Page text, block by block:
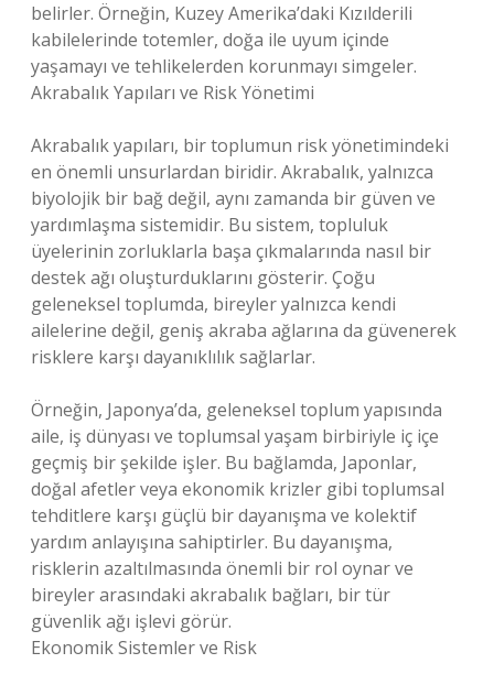
belirler. Örneğin, Kuzey Amerika’daki Kızılderili
kabilelerinde totemler, doğa ile uyum içinde
yaşamayı ve tehlikelerden korunmayı simgeler.
Akrabalık Yapıları ve Risk Yönetimi
Akrabalık yapıları, bir toplumun risk yönetimindeki
en önemli unsurlardan biridir. Akrabalık, yalnızca
biyolojik bir bağ değil, aynı zamanda bir güven ve
yardımlaşma sistemidir. Bu sistem, topluluk
üyelerinin zorluklarla başa çıkmalarında nasıl bir
destek ağı oluşturduklarını gösterir. Çoğu
geleneksel toplumda, bireyler yalnızca kendi
ailelerine değil, geniş akraba ağlarına da güvenerek
risklere karşı dayanıklılık sağlarlar.
Örneğin, Japonya’da, geleneksel toplum yapısında
aile, iş dünyası ve toplumsal yaşam birbiriyle iç içe
geçmiş bir şekilde işler. Bu bağlamda, Japonlar,
doğal afetler veya ekonomik krizler gibi toplumsal
tehditlere karşı güçlü bir dayanışma ve kolektif
yardım anlayışına sahiptirler. Bu dayanışma,
risklerin azaltılmasında önemli bir rol oynar ve
bireyler arasındaki akrabalık bağları, bir tür
güvenlik ağı işlevi görür.
Ekonomik Sistemler ve Risk